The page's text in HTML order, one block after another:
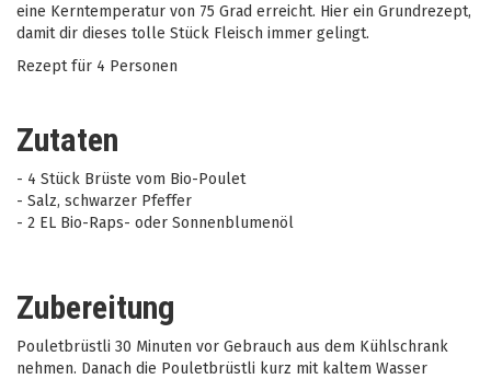
eine Kerntemperatur von 75 Grad erreicht. Hier ein Grundrezept,
damit dir dieses tolle Stück Fleisch immer gelingt.
Rezept für 4 Personen
Zutaten
- 4 Stück Brüste vom Bio-Poulet
- Salz, schwarzer Pfeffer
- 2 EL Bio-Raps- oder Sonnenblumenöl
Zubereitung
Pouletbrüstli 30 Minuten vor Gebrauch aus dem Kühlschrank
nehmen. Danach die Pouletbrüstli kurz mit kaltem Wasser